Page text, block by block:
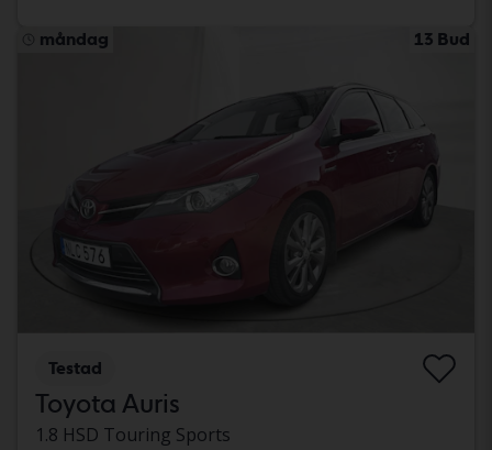
måndag 13 Bud
Testad
Toyota Auris
1.8 HSD Touring Sports